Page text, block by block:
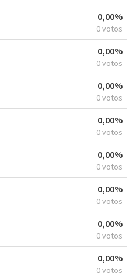
0,00%
0 votos
0,00%
0 votos
0,00%
0 votos
0,00%
0 votos
0,00%
0 votos
0,00%
0 votos
0,00%
0 votos
0,00%
0 votos